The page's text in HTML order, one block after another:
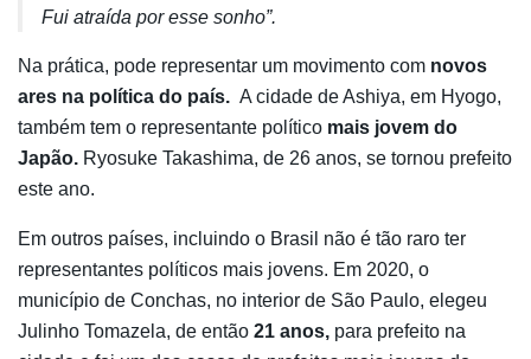
Fui atraída por esse sonho”.
Na prática, pode representar um movimento com novos
ares na política do país. A cidade de Ashiya, em Hyogo,
também tem o representante político mais jovem do
Japão. Ryosuke Takashima, de 26 anos, se tornou prefeito
este ano.
Em outros países, incluindo o Brasil não é tão raro ter
representantes políticos mais jovens. Em 2020, o
município de Conchas, no interior de São Paulo, elegeu
Julinho Tomazela, de então 21 anos, para prefeito na